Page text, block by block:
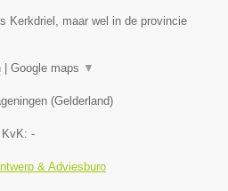
Kerkdriel, maar wel in de provincie
Google maps ▼
(Gelderland)
, KvK: -
& Adviesburo